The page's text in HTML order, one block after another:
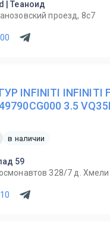
| Теаноид
проезд, 8с7
INFINITI INFINITI
3.5
в наличии
59
328/7 д. Хмели